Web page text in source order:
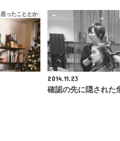
思ったこととか
2014.11.23
確認の先に隠された